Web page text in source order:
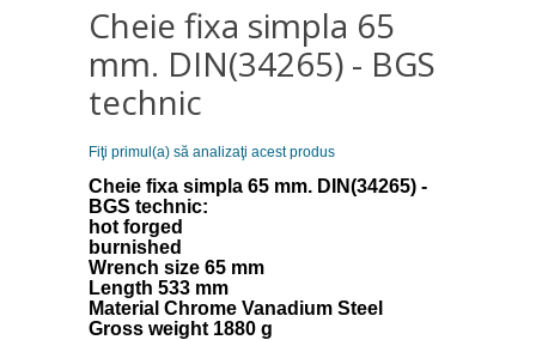
Cheie fixa simpla 65
mm. DIN(34265) - BGS
technic
Fiţi primul(a) să analizaţi acest produs
Cheie fixa simpla 65 mm. DIN(34265) -
BGS technic:
hot forged
burnished
Wrench size 65 mm
Length 533 mm
Material Chrome Vanadium Steel
Gross weight 1880 g